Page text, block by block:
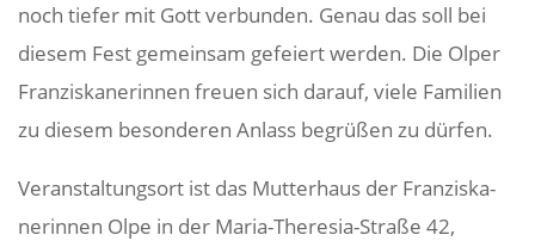
noch tiefer mit Gott verbunden. Genau das soll bei
diesem Fest gemeinsam gefeiert werden. Die Olper
Fran­zis­ka­ne­rinnen freuen sich darauf, viele Fami­lien
zu diesem beson­deren Anlass begrüßen zu dürfen.
Veran­stal­tungsort ist das Mutter­haus der Fran­zis­ka­
ne­rinnen Olpe in der Maria-Theresia-Straße 42,